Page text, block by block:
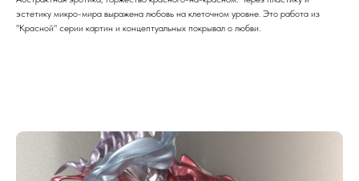
эстетику микро-мира выражена любовь на клеточном уровне. Это работа из
"Красной" серии картин и концептуальных покрывал о любви.